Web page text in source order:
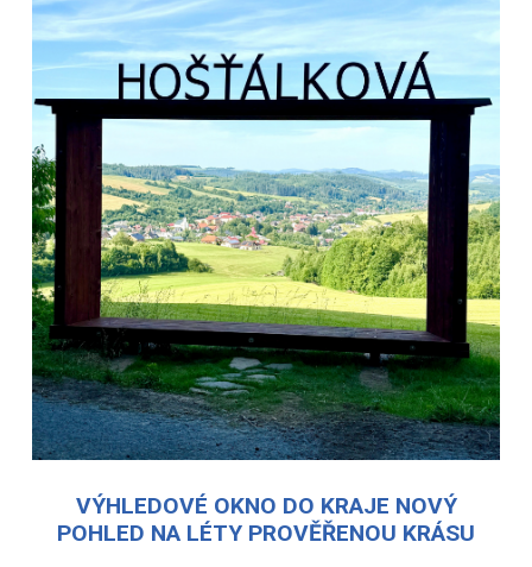
VÝHLEDOVÉ OKNO DO KRAJE NOVÝ
POHLED NA LÉTY PROVĚŘENOU KRÁSU